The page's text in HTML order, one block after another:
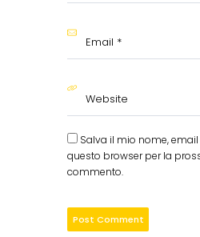
Salva il mio nome,
questo browser per la
commento.